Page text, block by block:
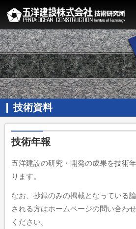
技術資料
技術年報
五洋建設の研究・開発の成果を技術
ります。
なお、抄録のみの掲載となっている
される方はホームページの問い合わ
ください。